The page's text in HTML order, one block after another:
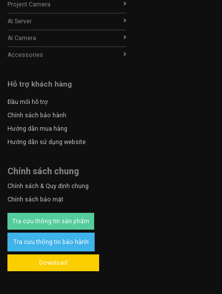
Project Camera
AI Server
AI Camera
Accessories
Hỗ trợ khách hàng
Đầu mối hỗ trợ
Chính sách bảo hành
Hướng dẫn mua hàng
Hướng dẫn sử dụng website
Chính sách chung
Chính sách & Quy định chung
Chính sách bảo mật
Tra cứu thông tin sản phẩm
Tra cứu thông tin bảo hành
Download